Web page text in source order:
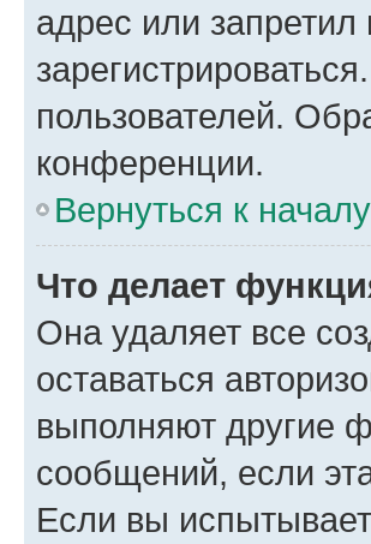
адрес или
пользователей.
конференции.
Вернуться к началу
Что делает
Она удаляет все
оставаться
выполняют другие
сообщений, если
Если вы